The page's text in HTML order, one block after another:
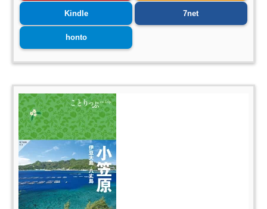
Kindle 7net
honto